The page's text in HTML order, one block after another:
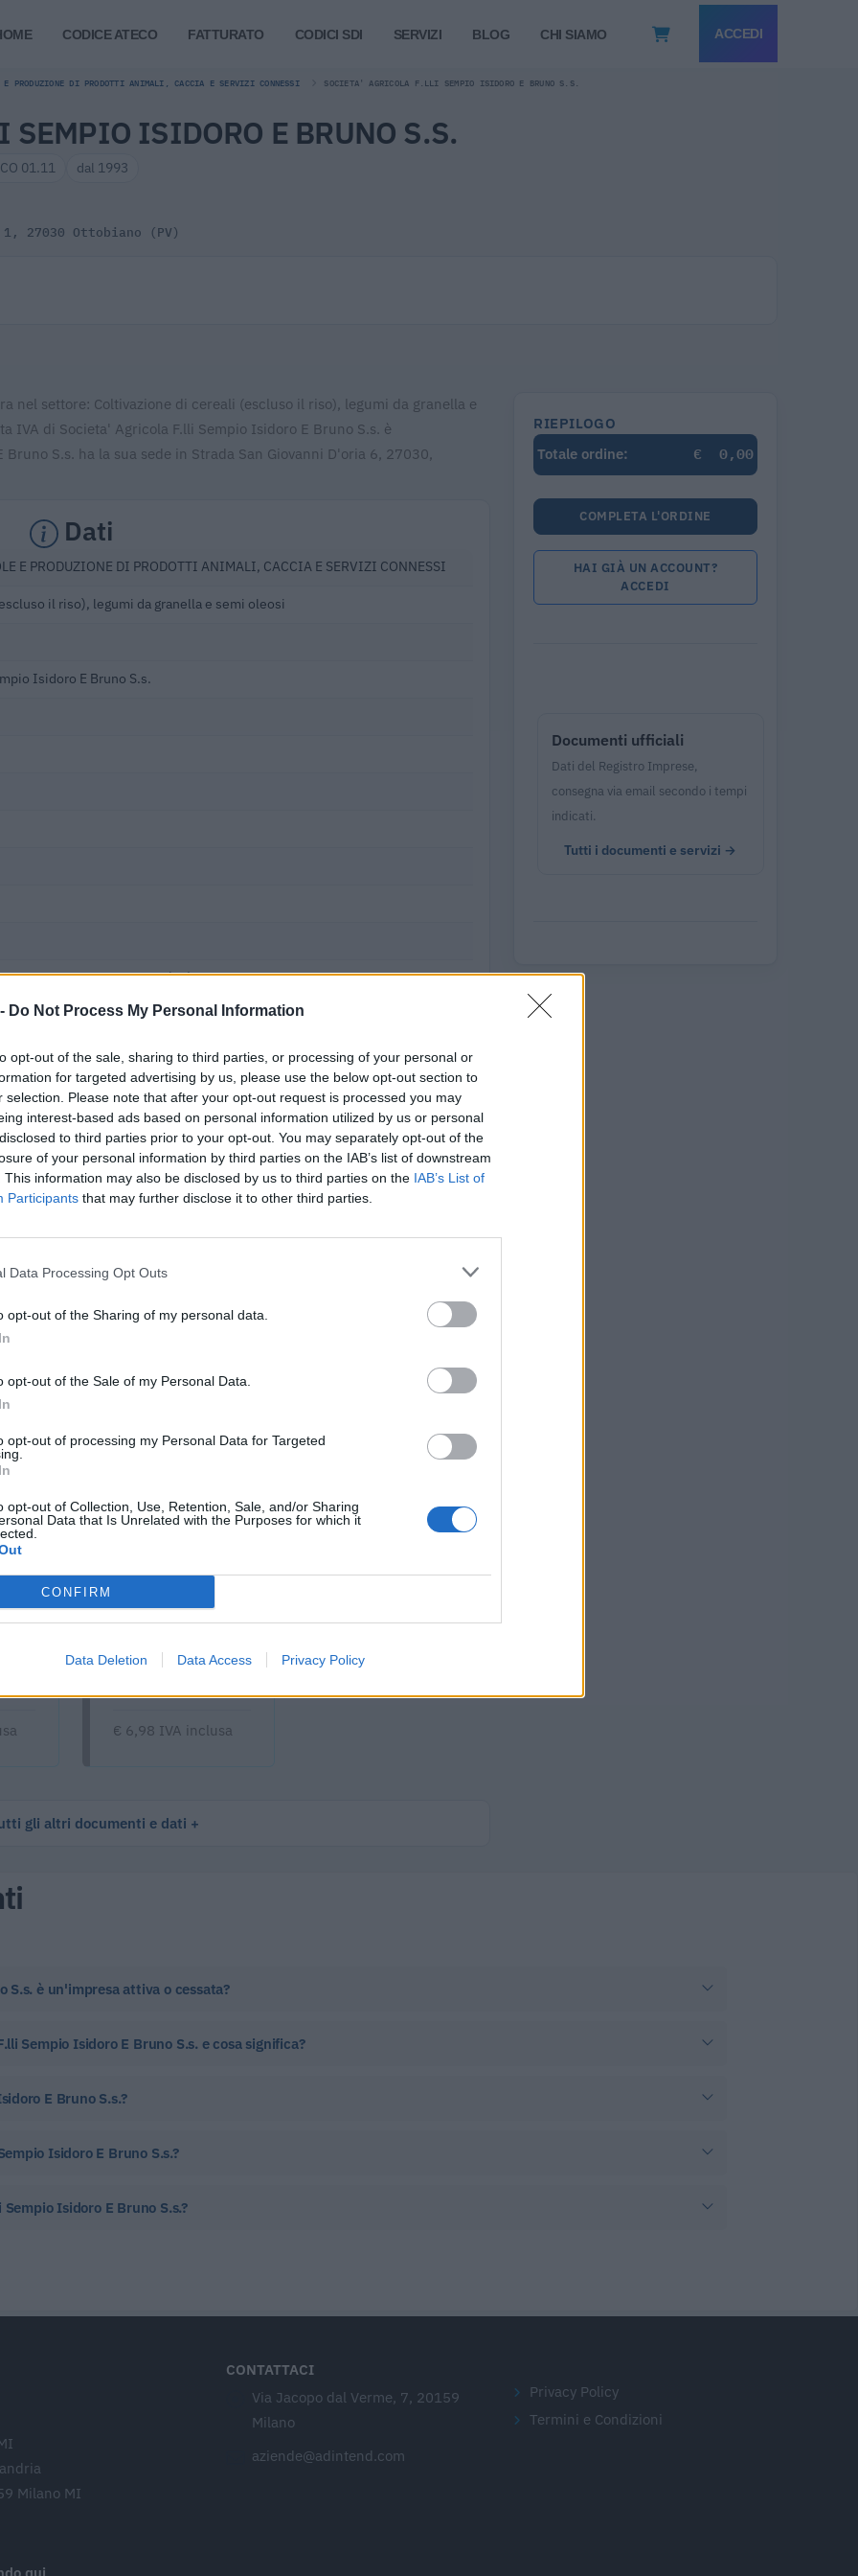
Do Not Process My Personal Information
opt-out of the sale, sharing to third parties, or processing of your personal or
for targeted advertising by us, please use the below opt-out section to
selection. Please note that after your opt-out request is processed you may
interest-based ads based on personal information utilized by us or personal
to third parties prior to your opt-out. You may separately opt-out of the
of your personal information by third parties on the IAB’s list of downstream
This information may also be disclosed by us to third parties on the IAB’s List of
Participants that may further disclose it to other third parties.
Data Processing Opt Outs
opt-out of the Sharing of my personal data.
opt-out of the Sale of my Personal Data.
opt-out of processing my Personal Data for Targeted
opt-out of Collection, Use, Retention, Sale, and/or Sharing
Data that Is Unrelated with the Purposes for which it
CONFIRM
Data Deletion Data Access Privacy Policy
CODICE ATECO FATTURATO CODICI SDI SERVIZI BLOG CHI SIAMO ACCEDI
E PRODUZIONE DI PRODOTTI ANIMALI, CACCIA E SERVIZI CONNESSI SOCIETA' AGRICOLA F.LLI SEMPIO ISIDORO E BRUNO S.S.
SEMPIO ISIDORO E BRUNO S.S.
01.11 dal 1993
27030 Ottobiano (PV)
nel settore: Coltivazione di cereali (escluso il riso), legumi da granella e
IVA di Societa' Agricola F.lli Sempio Isidoro E Bruno S.s. è
S.s. ha la sua sede in Strada San Giovanni D'oria 6, 27030,
Dati
E PRODUZIONE DI PRODOTTI ANIMALI, CACCIA E SERVIZI CONNESSI
il riso), legumi da granella e semi oleosi
Isidoro E Bruno S.s.
6 Int 1, 27030 Ottobiano (PV)· fonte VIES
e servizi disponibili →
Storico Società di
€ 6,98 IVA inclusa
gli altri documenti e dati
RIEPILOGO
Totale ordine:
€ 0,00
COMPLETA L'ORDINE
HAI GIÀ UN ACCOUNT?
ACCEDI
Documenti ufficiali
Dati del Registro Imprese,
consegna via email secondo i tempi
indicati.
Tutti i documenti e servizi →
S.s. è un'impresa attiva o cessata?
Sempio Isidoro E Bruno S.s. e cosa significa?
E Bruno S.s.?
Isidoro E Bruno S.s.?
Isidoro E Bruno S.s.?
Milano MI
CONTATTACI
Via Jacopo dal Verme, 7, 20159
Milano
aziende@adintend.com
Privacy Policy
Termini e Condizioni